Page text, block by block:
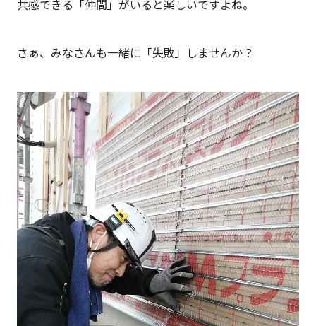
共感できる「仲間」がいると楽しいですよね。
さぁ、みなさんも一緒に「失敗」しませんか？